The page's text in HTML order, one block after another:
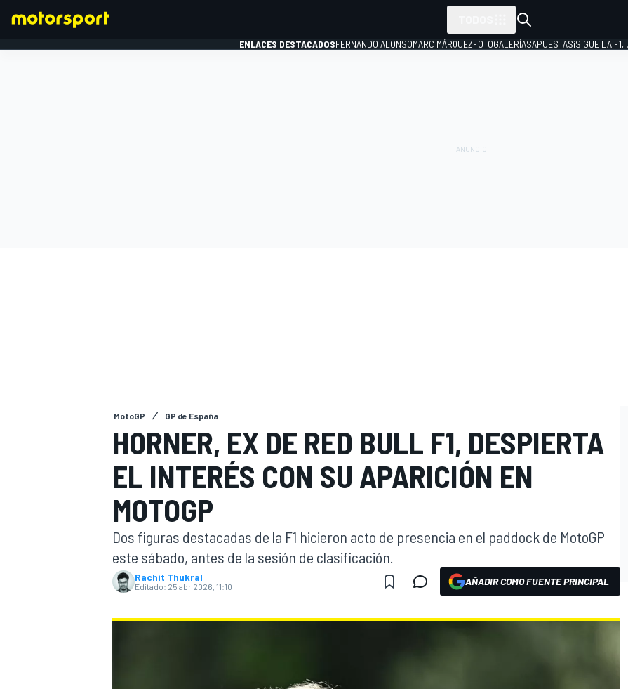
WEC FÓRMULA E
ENLACES DESTACADOSFERNANDO ALONSOMARC MÁRQUEZFOTOGALERÍASAPUESTAS¡SIGUE LA
MotoGP GP de España
HORNER, EX DE RED BULL F1, DESPIERTA
EL INTERÉS CON SU APARICIÓN EN
MOTOGP
Dos figuras destacadas de la F1 hicieron acto de presencia en el paddock de MotoGP
este sábado, antes de la sesión de clasificación.
Rachit Thukral
Editado: 25 abr 2026, 11:10 AÑADIR COMO FUENTE PRINCIPAL